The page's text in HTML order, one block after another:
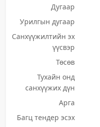
Дугаар
Урилгын дугаар
Санхүүжилтийн эх
үүсвэр
Төсөв
Тухайн онд
санхүүжих дүн
Арга
Багц тендер эсэх